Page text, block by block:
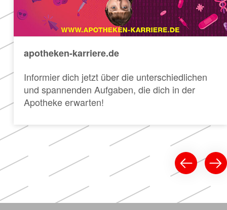
apotheken-karriere.de
Informier dich jetzt über die unterschiedlichen
und spannenden Aufgaben, die dich in der
Apotheke erwarten!